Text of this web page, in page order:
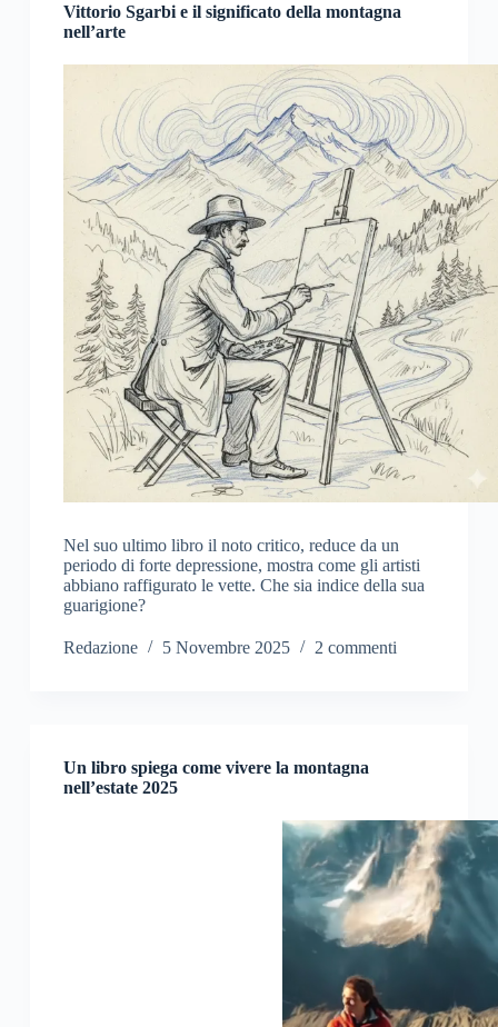
Vittorio Sgarbi e il significato della montagna
nell’arte
Nel suo ultimo libro il noto critico, reduce da un
periodo di forte depressione, mostra come gli artisti
abbiano raffigurato le vette. Che sia indice della sua
guarigione?
Redazione 5 Novembre 2025 2 commenti
Un libro spiega come vivere la montagna
nell’estate 2025